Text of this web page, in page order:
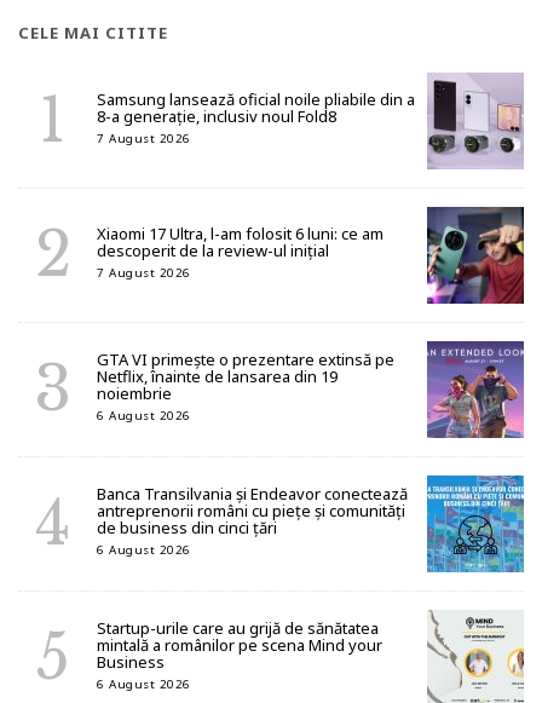
CELE MAI CITITE
Samsung lansează oficial noile pliabile din a
8-a generație, inclusiv noul Fold8
7 August 2026
Xiaomi 17 Ultra, l-am folosit 6 luni: ce am
descoperit de la review-ul inițial
7 August 2026
GTA VI primește o prezentare extinsă pe
Netflix, înainte de lansarea din 19
noiembrie
6 August 2026
Banca Transilvania și Endeavor conectează
antreprenorii români cu piețe și comunități
de business din cinci țări
6 August 2026
Startup-urile care au grijă de sănătatea
mintală a românilor pe scena Mind your
Business
6 August 2026